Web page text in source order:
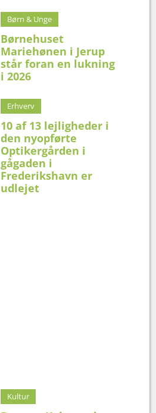
Børn & Unge
Børnehuset
Mariehønen i Jerup
står foran en lukning
i 2026
Erhverv
10 af 13 lejligheder i
den nyopførte
Optikergården i
gågaden i
Frederikshavn er
udlejet
Kultur